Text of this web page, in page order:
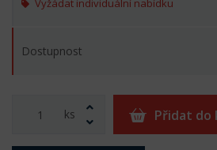
Vyžádat individuální nabídku
Dostupnost
ks Přidat do